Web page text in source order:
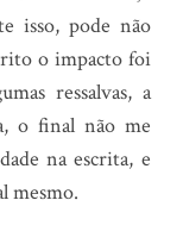
isso, pode não
o impacto foi
ressalvas, a
o final não me
na escrita, e
mesmo.